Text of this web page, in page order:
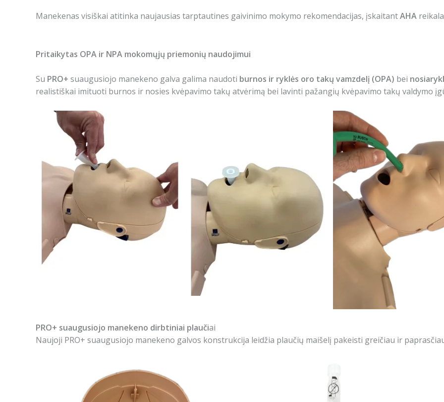
Manekenas visiškai atitinka naujausias tarptautines gaivinimo mokymo rekomendacijas, įskaitantAHA
Pritaikytas OPA ir NPA mokomųjų priemonių naudojimui
Su PRO+ suaugusiojo manekeno galva galima naudoti burnos ir ryklės oro takų vamzdelį (OPA) bei
realistiškai imituoti burnos ir nosies kvėpavimo takų atvėrimą bei lavinti pažangių kvėpavimo takų valdymo
PRO+ suaugusiojo manekeno dirbtiniai plaučiai
Naujoji PRO+ suaugusiojo manekeno galvos konstrukcija leidžia plaučių maišelį pakeisti greičiau ir